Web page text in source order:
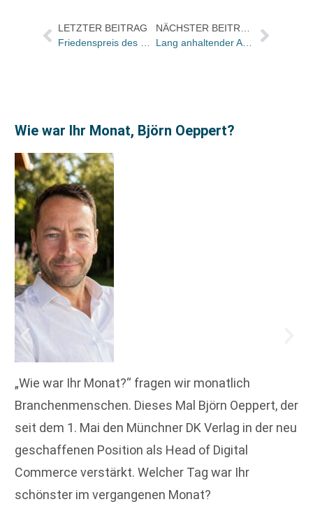
LETZTER BEITRAG
Wie war Ihr Monat, Björn Oeppert?
„Wie war Ihr Monat?“ fragen wir monatlich
Branchenmenschen. Dieses Mal Björn Oeppert, der
seit dem 1. Mai den Münchner DK Verlag in der neu
geschaffenen Position als Head of Digital
Commerce verstärkt. Welcher Tag war Ihr
schönster im vergangenen Monat?